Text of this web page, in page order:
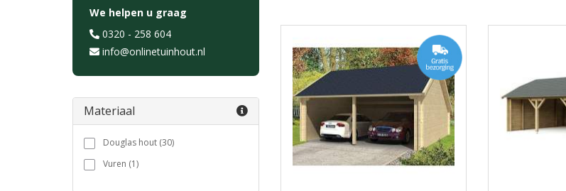
We helpen u graag
0320 - 258 604
info@onlinetuinhout.nl
Materiaal
Douglas hout (30)
Vuren (1)